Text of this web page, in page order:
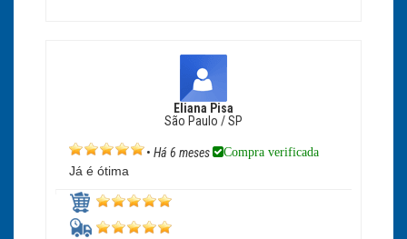
Eliana Pisa
São Paulo / SP
• Há 6 meses Compra verificada
Já é ótima